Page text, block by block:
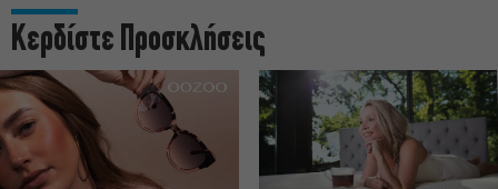
Κερδίστε Προσκλήσεις